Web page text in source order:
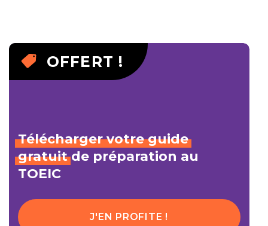
OFFERT !
Télécharger votre guide
gratuitde préparation au
TOEIC
J'EN PROFITE !